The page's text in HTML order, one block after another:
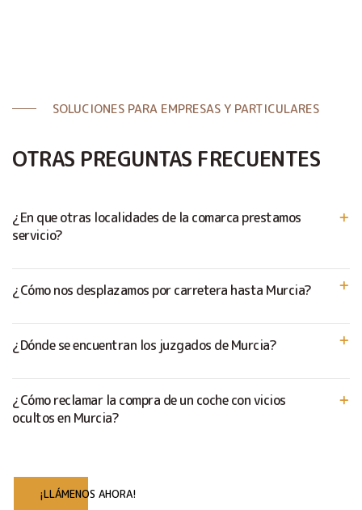
SOLUCIONES PARA EMPRESAS Y PARTICULARES
OTRAS PREGUNTAS FRECUENTES
¿En que otras localidades de la comarca prestamos
servicio?
¿Cómo nos desplazamos por carretera hasta Murcia?
¿Dónde se encuentran los juzgados de Murcia?
¿Cómo reclamar la compra de un coche con vicios
ocultos en Murcia?
¡LLÁMENOS AHORA!